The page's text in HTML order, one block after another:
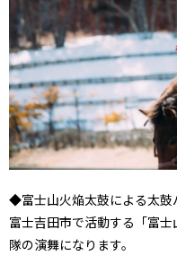
◆富士山火焔太鼓による太鼓
富士吉田市で活動する「富
隊の演舞になります。